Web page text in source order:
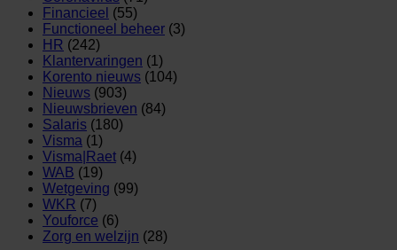
Financieel (55)
Functioneel beheer (3)
HR (242)
Klantervaringen (1)
Korento nieuws (104)
Nieuws (903)
Nieuwsbrieven (84)
Salaris (180)
Visma (1)
Visma|Raet (4)
WAB (19)
Wetgeving (99)
WKR (7)
Youforce (6)
Zorg en welzijn (28)